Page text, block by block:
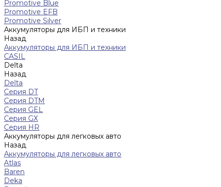
Promotive Blue
Promotive EFB
Promotive Silver
Аккумуляторы для ИБП и техники
Назад
Аккумуляторы для ИБП и техники
CASIL
Delta
Назад
Delta
Серия DT
Серия DTM
Серия GEL
Серия GХ
Серия HR
Аккумуляторы для легковых авто
Назад
Аккумуляторы для легковых авто
Atlas
Baren
Deka